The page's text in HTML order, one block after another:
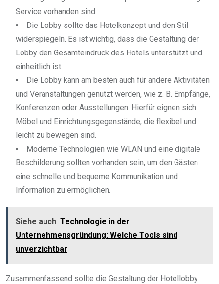
Service vorhanden sind.
Die Lobby sollte das Hotelkonzept und den Stil
widerspiegeln. Es ist wichtig, dass die Gestaltung der
Lobby den Gesamteindruck des Hotels unterstützt und
einheitlich ist.
Die Lobby kann am besten auch für andere Aktivitäten
und Veranstaltungen genutzt werden, wie z. B. Empfänge,
Konferenzen oder Ausstellungen. Hierfür eignen sich
Möbel und Einrichtungsgegenstände, die flexibel und
leicht zu bewegen sind.
Moderne Technologien wie WLAN und eine digitale
Beschilderung sollten vorhanden sein, um den Gästen
eine schnelle und bequeme Kommunikation und
Information zu ermöglichen.
Siehe auch Technologie in der
Unternehmensgründung: Welche Tools sind
unverzichtbar
Zusammenfassend sollte die Gestaltung der Hotellobby